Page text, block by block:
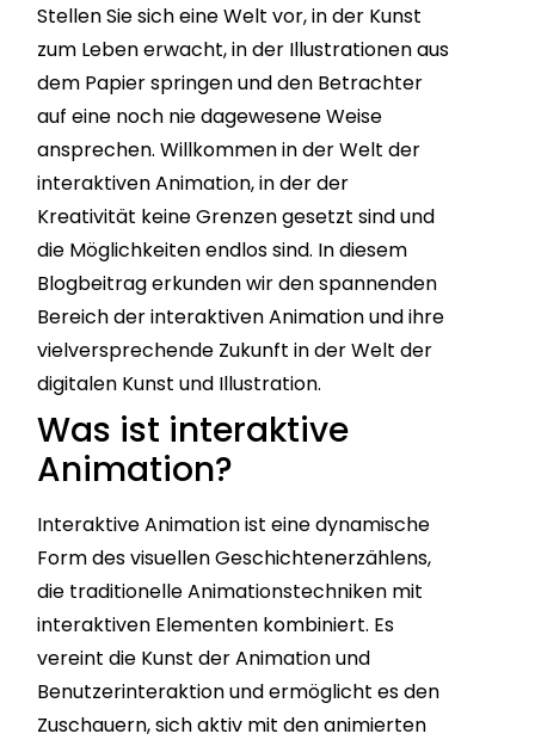
Stellen Sie sich eine Welt vor, in der Kunst
zum Leben erwacht, in der Illustrationen aus
dem Papier springen und den Betrachter
auf eine noch nie dagewesene Weise
ansprechen. Willkommen in der Welt der
interaktiven Animation, in der der
Kreativität keine Grenzen gesetzt sind und
die Möglichkeiten endlos sind. In diesem
Blogbeitrag erkunden wir den spannenden
Bereich der interaktiven Animation und ihre
vielversprechende Zukunft in der Welt der
digitalen Kunst und Illustration.
Was ist interaktive
Animation?
Interaktive Animation ist eine dynamische
Form des visuellen Geschichtenerzählens,
die traditionelle Animationstechniken mit
interaktiven Elementen kombiniert. Es
vereint die Kunst der Animation und
Benutzerinteraktion und ermöglicht es den
Zuschauern, sich aktiv mit den animierten